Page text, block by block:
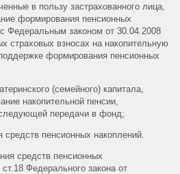
в пользу застрахованного лица,
формирования пенсионных
Федеральным законом от 30.04.2008
взносах на накопительную
формирования пенсионных
(семейного) капитала,
накопительной пенсии,
передачи в фонд;
пенсионных накоплений.
средств пенсионных
Федерального закона от